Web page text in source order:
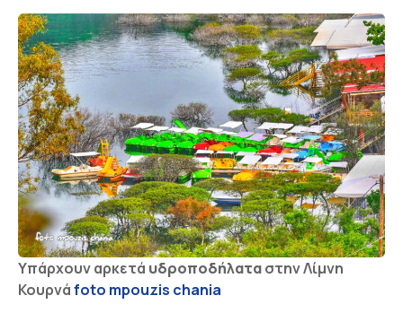
Υπάρχουν αρκετά υδροποδήλαταστην Λίμνη
Κουρνάfoto mpouzis chania